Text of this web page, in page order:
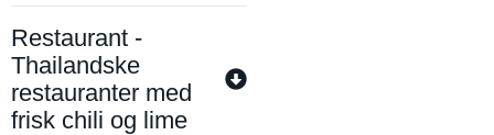
Restaurant -
Thailandske
restauranter med
frisk chili og lime